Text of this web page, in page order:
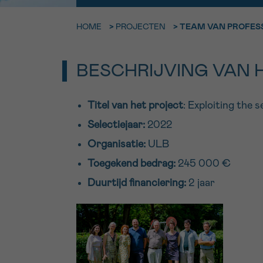
HOME > PROJECTEN > TEAM VAN
BESCHRIJVING VAN
Titel van het project: Exploiting the
Selectiejaar: 2022
Organisatie: ULB
Toegekend bedrag: 245 000 €
Duurtijd financiering: 2 jaar
Bel ons
EMAIL
Ik aanvaard de